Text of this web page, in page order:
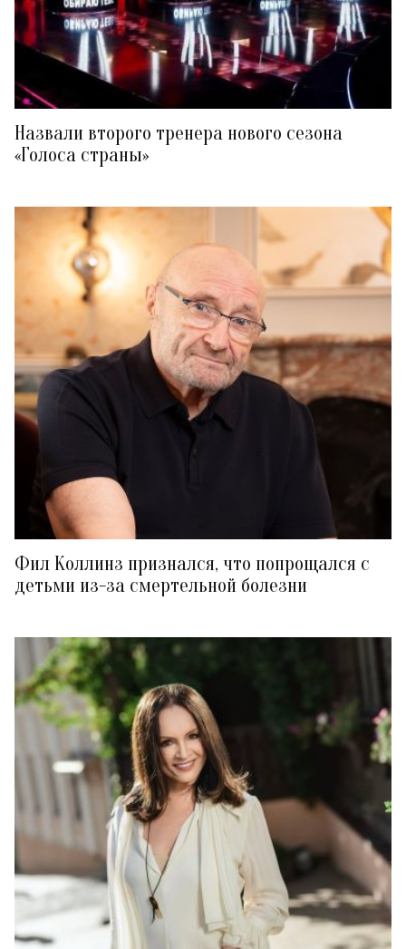
Назвали второго тренера нового сезона
«Голоса страны»
Фил Коллинз признался, что попрощался с
детьми из-за смертельной болезни